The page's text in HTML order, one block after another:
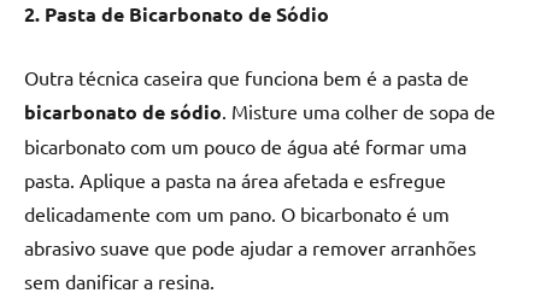
e
para
criar
mesa
alta
2. Pasta de Bicarbonato de Sódio
Outra técnica caseira que funciona bem é a pasta de
bicarbonato de sódio. Misture uma colher de sopa de
bicarbonato com um pouco de água até formar uma
pasta. Aplique a pasta na área afetada e esfregue
delicadamente com um pano. O bicarbonato é um
abrasivo suave que pode ajudar a remover arranhões
sem danificar a resina.